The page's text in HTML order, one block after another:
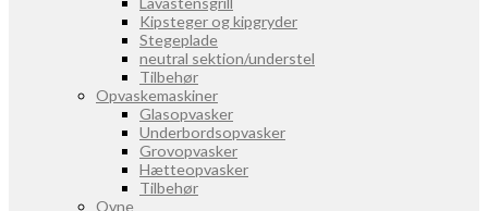
Kipsteger og kipgryder
Stegeplade
neutral sektion/understel
Tilbehør
Opvaskemaskiner
Glasopvasker
Underbordsopvasker
Grovopvasker
Hætteopvasker
Tilbehør
Ovne